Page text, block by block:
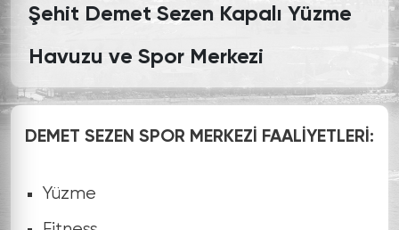
ve Spor Merkezi
Şehit Demet Sezen Kapalı Yüzme
Havuzu ve Spor Merkezi
DEMET SEZEN SPOR MERKEZİ FAALİYETLERİ:
Yüzme